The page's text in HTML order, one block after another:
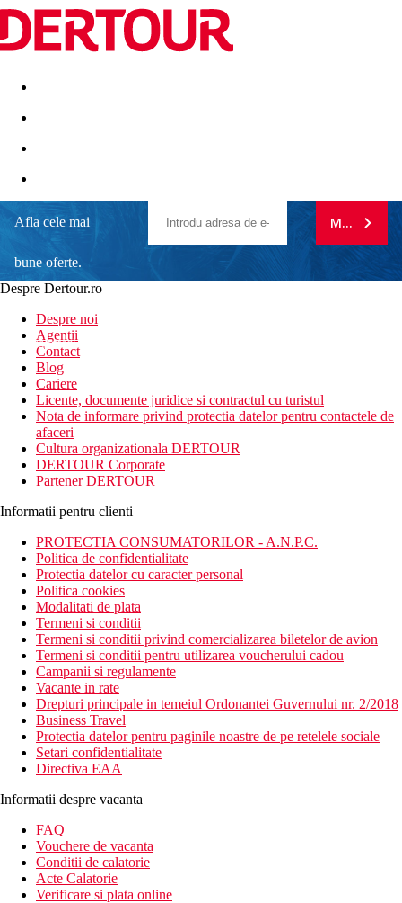
Destinatii Vacanta perfecta OFERTE DE NERATAT
Afla cele mai
bune oferte.
newsletter!
MA
Despre Dertour.ro
Despre noi
Agentii
Contact
Blog
Cariere
Licente, documente juridice si contractul cu turistul
Nota de informare privind protectia datelor pentru contactele de
afaceri
Cultura organizationala DERTOUR
DERTOUR Corporate
Partener DERTOUR
Informatii pentru clienti
PROTECTIA CONSUMATORILOR - A.N.P.C.
Politica de confidentialitate
Protectia datelor cu caracter personal
Politica cookies
Modalitati de plata
Termeni si conditii
Termeni si conditii privind comercializarea biletelor de avion
Termeni si conditii pentru utilizarea voucherului cadou
Campanii si regulamente
Vacante in rate
Drepturi principale in temeiul Ordonantei Guvernului nr. 2/2018
Business Travel
Protectia datelor pentru paginile noastre de pe retelele sociale
Setari confidentialitate
Directiva EAA
Informatii despre vacanta
FAQ
Vouchere de vacanta
Conditii de calatorie
Acte Calatorie
Verificare si plata online